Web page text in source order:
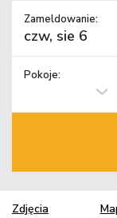
Zameldowanie:
Pokoje:
Zdjęcia